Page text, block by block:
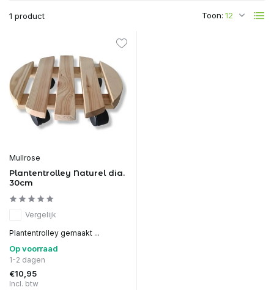
1 product Toon:
Mullrose
Plantentrolley Naturel dia.
30cm
Vergelijk
Plantentrolley gemaakt ...
Op voorraad
1-2 dagen
€10,95
Incl. btw